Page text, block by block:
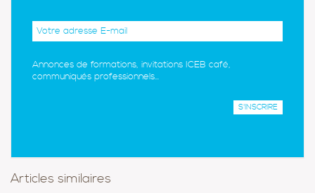
Annonces de formations, invitations ICEB café,
communiqués professionnels...
Articles similaires